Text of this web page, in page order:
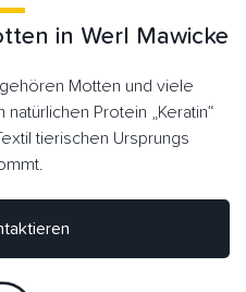
in Werl Mawicke
Motten und viele
Protein „Keratin“
tierischen Ursprungs
kontaktieren